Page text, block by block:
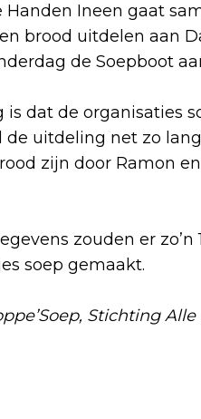
Ineen gaat
brood uitdelen aan
de Soepboot
is dat de organisaties
de uitdeling net zo
zijn door Ramon
zouden er
soep gemaakt.
Stichting